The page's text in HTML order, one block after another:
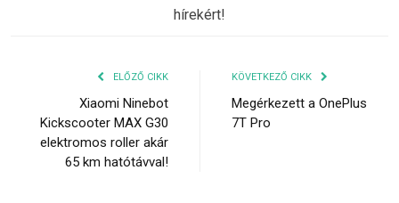
hírekért!
ELŐZŐ CIKK
Xiaomi Ninebot
Kickscooter MAX G30
elektromos roller akár
65 km hatótávval!
KÖVETKEZŐ CIKK
Megérkezett a OnePlus
7T Pro